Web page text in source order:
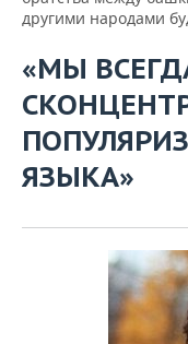
другими народами
«МЫ
ЯЗЫКА»